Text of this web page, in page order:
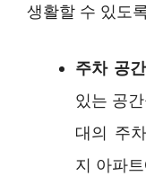
생활할 수 있도
주차 공간
있는 공
대의 주
지 아파